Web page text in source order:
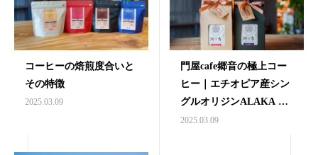
コーヒーの焙煎度合いと
その特徴
2025.03.09
門屋cafe郷音の極上コー
ヒー｜エチオピア産シン
グルオリジンALAKA &
GOTITI
2025.03.09